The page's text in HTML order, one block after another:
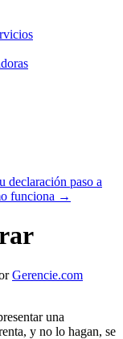
declaración paso a
funciona →
Gerencie.com
una
y no lo hagan, se